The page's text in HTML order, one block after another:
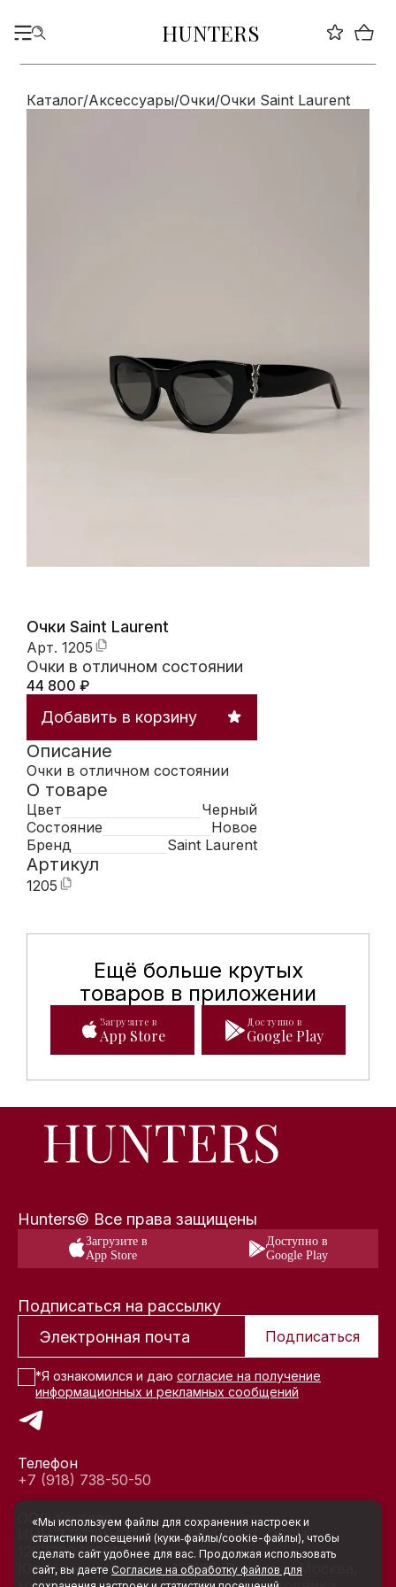
HUNTERS
Каталог/Аксессуары/Очки/Очки Saint Laurent
Очки Saint Laurent
Арт. 1205
Очки в отличном состоянии
44 800 ₽
Добавить в корзину
Описание
Очки в отличном состоянии
О товаре
Цвет
Черный
Состояние
Новое
Бренд
Saint Laurent
Артикул
1205
Ещё больше крутых
товаров в приложении
Мобильное приложение
Загрузите в
App Store
Доступно в
Google Play
Hunters© Все права защищены
Загрузите в
App Store
Доступно в
Google Play
Подписаться на рассылку
Подписаться
*Я ознакомился и даю согласие на получение
информационных и рекламных сообщений
Телефон
+7 (918) 738-50-50
ООО Хантерс
ИНН 7751189433, КПП 772401001, ОГРН
1207700466918
Юридический адрес: 117105, Россия, г. Москва,
«Мы используем файлы для сохранения настроек и
статистики посещений (куки‑файлы/cookie-файлы), чтобы
сделать сайт удобнее для вас. Продолжая использовать
сайт, вы даете Согласие на обработку файлов для